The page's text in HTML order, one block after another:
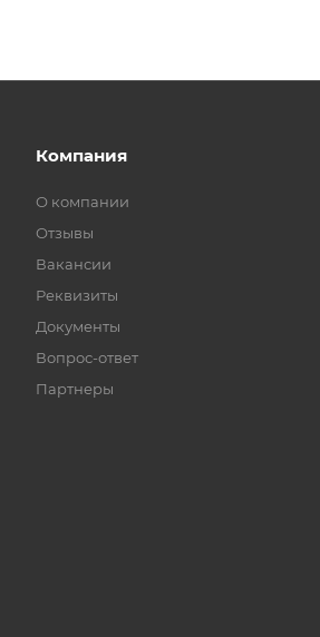
Компания
О компании
Отзывы
Вакансии
Реквизиты
Документы
Вопрос-ответ
Партнеры